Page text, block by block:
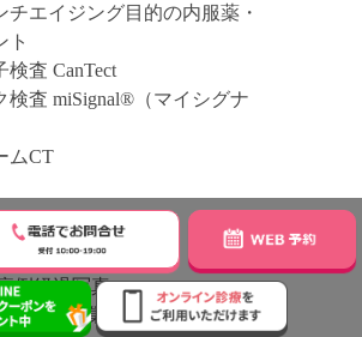
チエイジング目的の内服薬・
ト
検査 CanTect
検査 miSignal®（マイシグナ
ムCT
例経過写真
外科用語集